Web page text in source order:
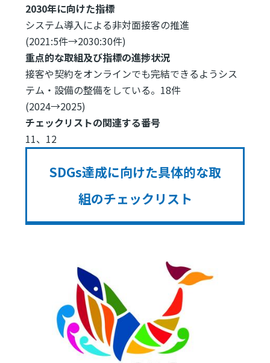
2030年に向けた指標
システム導入による非対面接客の推進
(2021:5件→2030:30件)
重点的な取組及び指標の進捗状況
接客や契約をオンラインでも完結できるようシス
テム・設備の整備をしている。18件
(2024→2025)
チェックリストの関連する番号
11、12
SDGs達成に向けた具体的な取
組のチェックリスト